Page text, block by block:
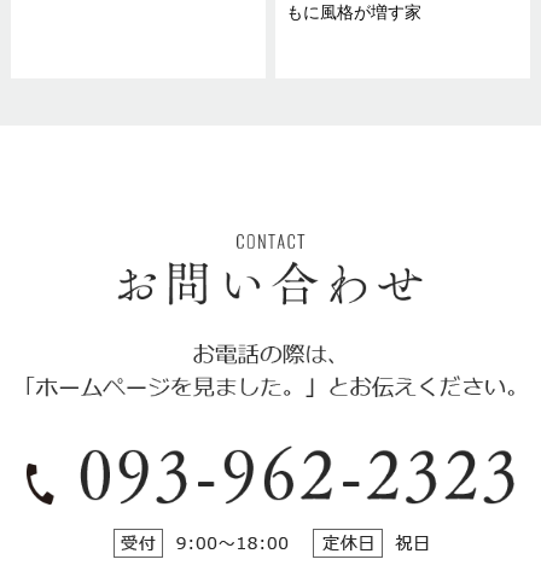
もに風格が増す家